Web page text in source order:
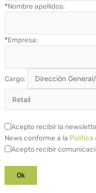
*Nombre apellidos:
*Empresa:
Cargo:
Acepto recibir la
News conforme a la Política
Acepto recibir